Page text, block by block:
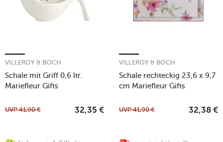
Schale mit Griff 0,6 ltr.
Mariefleur Gifts
VILLEROY & BOCH
UVP41,90 € 32,35 €
Schale rechteckig 23,6 x 9,7
cm Mariefleur Gifts
VILLEROY & BOCH
UVP41,90 € 32,38 €